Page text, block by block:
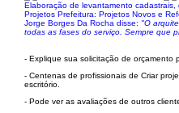
Elaboração de levantamento
Projetos Prefeitura: Projetos Novos e
Jorge Borges Da Rocha disse: "O
todas as fases do serviço. Sempre que
- Explique sua solicitação de orçamento
- Centenas de profissionais de Criar
escritório.
- Pode ver as avaliações de outros